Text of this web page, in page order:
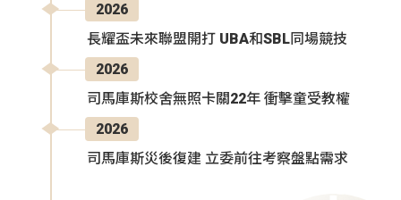
2026
長耀盃未來聯盟開打 UBA和SBL同場競技
2026
司馬庫斯校舍無照卡關22年 衝擊童受教權
2026
司馬庫斯災後復建 立委前往考察盤點需求